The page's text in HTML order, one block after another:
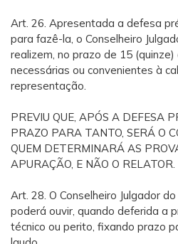
Art. 26. Apresentada a defesa
para fazê-la, o Conselheiro
realizem, no prazo de 15
necessárias ou convenientes à
representação.
PREVIU QUE, APÓS A DEFESA
PRAZO PARA TANTO, SERÁ O
QUEM DETERMINARÁ AS
APURAÇÃO, E NÃO O RELATOR.
Art. 28. O Conselheiro Julgador
poderá ouvir, quando deferida a
técnico ou perito, fixando prazo